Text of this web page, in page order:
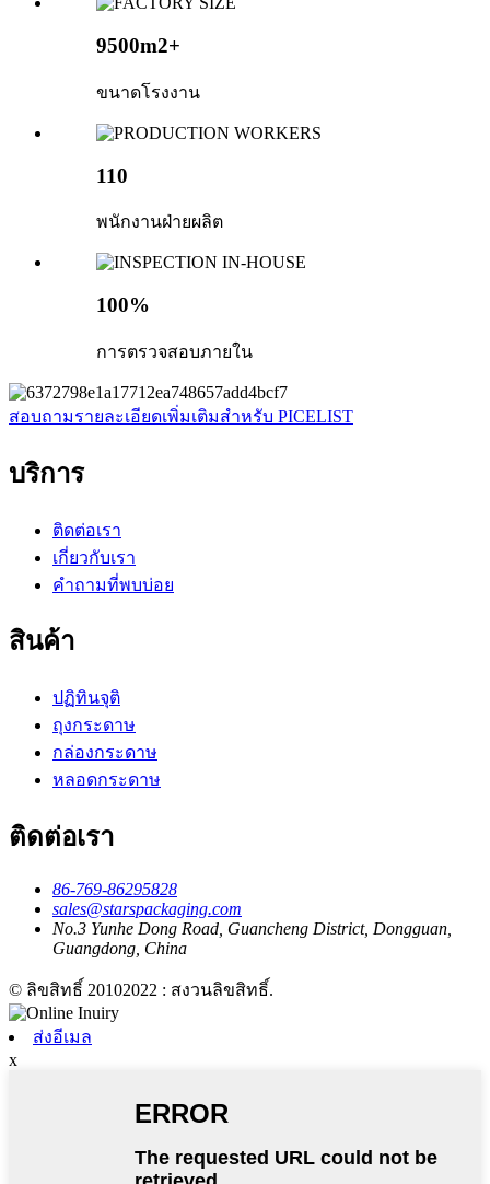
9500m2+
ขนาดโรงงาน
110
พนักงานฝ่ายผลิต
100%
การตรวจสอบภายใน
สอบถามรายละเอียดเพิ่มเติมสำหรับ PICELIST
บริการ
ติดต่อเรา
เกี่ยวกับเรา
คำถามที่พบบ่อย
สินค้า
ปฏิทินจุติ
ถุงกระดาษ
กล่องกระดาษ
หลอดกระดาษ
ติดต่อเรา
86-769-86295828
sales@starspackaging.com
No.3 Yunhe Dong Road, Guancheng District, Dongguan,
Guangdong, China
© ลิขสิทธิ์ 20102022 : สงวนลิขสิทธิ์.
ส่งอีเมล
x